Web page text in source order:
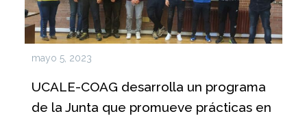
mayo 5, 2023
UCALE-COAG desarrolla un programa
de la Junta que promueve prácticas en